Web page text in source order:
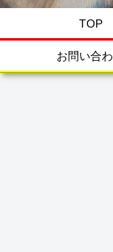
TOP
お問い合